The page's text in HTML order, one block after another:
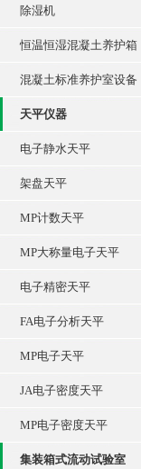
除湿机
恒温恒湿混凝土养护箱
混凝土标准养护室设备
天平仪器
电子静水天平
架盘天平
MP计数天平
MP大称量电子天平
电子精密天平
FA电子分析天平
MP电子天平
JA电子密度天平
MP电子密度天平
集装箱式流动试验室